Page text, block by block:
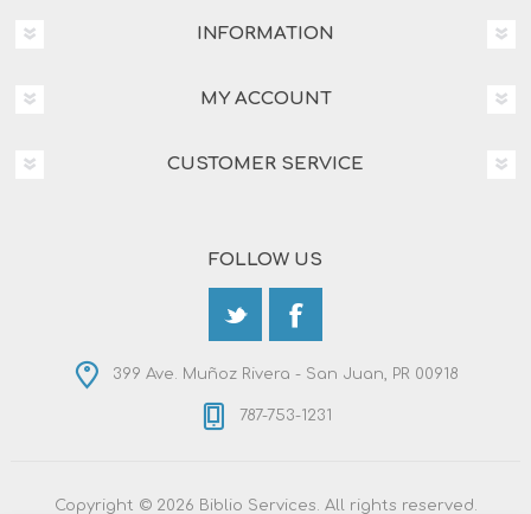
INFORMATION
MY ACCOUNT
CUSTOMER SERVICE
FOLLOW US
399 Ave. Muñoz Rivera - San Juan, PR 00918
787-753-1231
Copyright © 2026 Biblio Services. All rights reserved.